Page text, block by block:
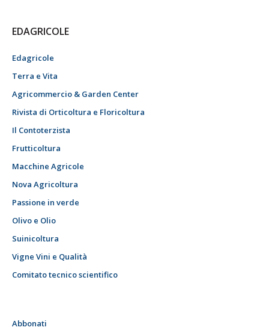
EDAGRICOLE
Edagricole
Terra e Vita
Agricommercio & Garden Center
Rivista di Orticoltura e Floricoltura
Il Contoterzista
Frutticoltura
Macchine Agricole
Nova Agricoltura
Passione in verde
Olivo e Olio
Suinicoltura
Vigne Vini e Qualità
Comitato tecnico scientifico
Abbonati